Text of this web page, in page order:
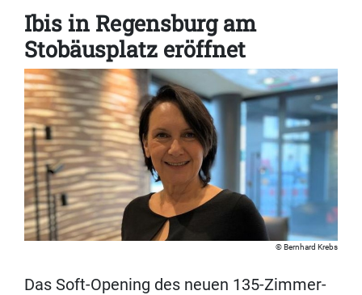
Ibis in Regensburg am
Stobäusplatz eröffnet
Bernhard Krebs
Das Soft-Opening des neuen 135-Zimmer-